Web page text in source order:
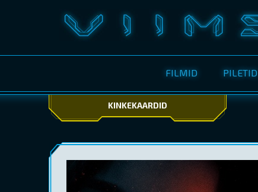
FILMID PILETID
KINKEKAARDID